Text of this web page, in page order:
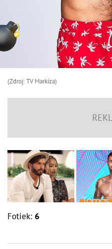
(Zdroj: TV Markíza)
Fotiek: 6